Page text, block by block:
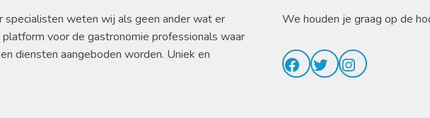
specialisten weten wij als geen ander wat er
voor de gastronomie professionals waar
diensten aangeboden worden. Uniek en
We houden je graag op de
Facebook
TwitterInstagram